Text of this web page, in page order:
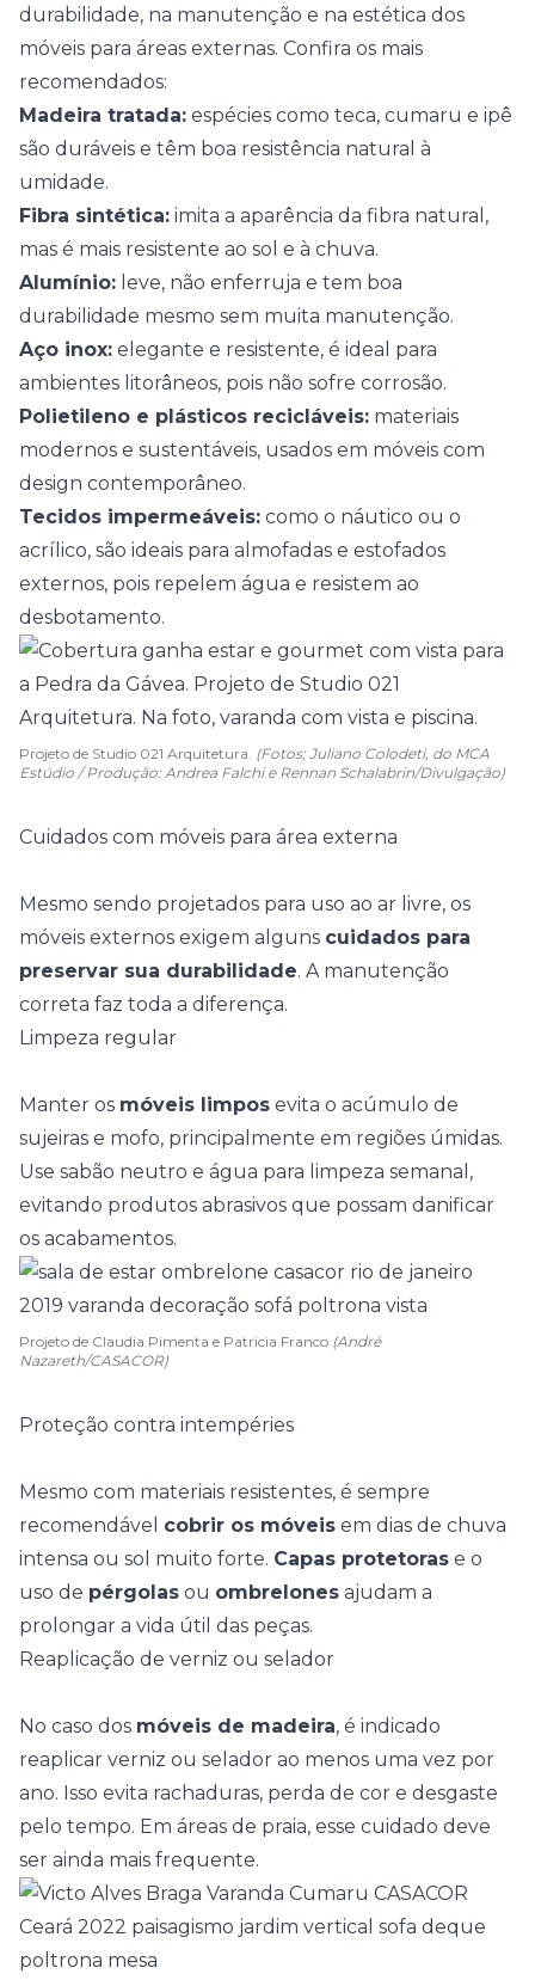
durabilidade, na manutenção e na estética dos
móveis para áreas externas. Confira os mais
recomendados:
Madeira tratada: espécies como teca, cumaru e ipê
são duráveis e têm boa resistência natural à
umidade.
Fibra sintética: imita a aparência da fibra natural,
mas é mais resistente ao sol e à chuva.
Alumínio: leve, não enferruja e tem boa
durabilidade mesmo sem muita manutenção.
Aço inox: elegante e resistente, é ideal para
ambientes litorâneos, pois não sofre corrosão.
Polietileno e plásticos recicláveis: materiais
modernos e sustentáveis, usados em móveis com
design contemporâneo.
Tecidos impermeáveis: como o náutico ou o
acrílico, são ideais para almofadas e estofados
externos, pois repelem água e resistem ao
desbotamento.
Projeto de Studio 021 Arquitetura. (Fotos; Juliano Colodeti, do MCA
Estúdio / Produção: Andrea Falchi e Rennan Schalabrin/Divulgação)
Cuidados com móveis para área externa
Mesmo sendo projetados para uso ao ar livre, os
móveis externos exigem alguns cuidados para
preservar sua durabilidade. A manutenção
correta faz toda a diferença.
Limpeza regular
Manter os móveis limpos evita o acúmulo de
sujeiras e mofo, principalmente em regiões úmidas.
Use sabão neutro e água para limpeza semanal,
evitando produtos abrasivos que possam danificar
os acabamentos.
Projeto de Claudia Pimenta e Patricia Franco (André
Nazareth/CASACOR)
Proteção contra intempéries
Mesmo com materiais resistentes, é sempre
recomendável cobrir os móveis em dias de chuva
intensa ou sol muito forte. Capas protetoras e o
uso de pérgolas ou ombrelones ajudam a
prolongar a vida útil das peças.
Reaplicação de verniz ou selador
No caso dos móveis de madeira, é indicado
reaplicar verniz ou selador ao menos uma vez por
ano. Isso evita rachaduras, perda de cor e desgaste
pelo tempo. Em áreas de praia, esse cuidado deve
ser ainda mais frequente.